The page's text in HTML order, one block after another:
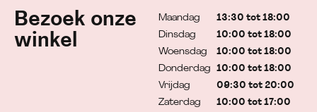
Bezoek onze
winkel
Maandag
Dinsdag
Woensdag
Donderdag
Vrijdag
Zaterdag
13:30 tot 18:00
10:00 tot 18:00
10:00 tot 18:00
10:00 tot 18:00
09:30 tot 20:00
10:00 tot 17:00